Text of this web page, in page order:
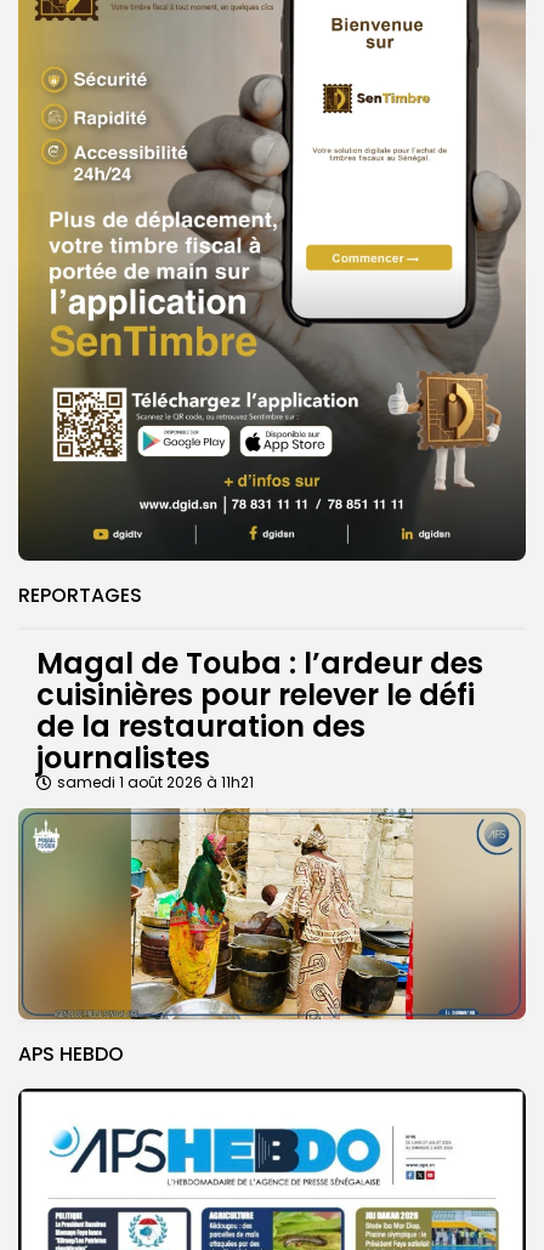
REPORTAGES
Magal de Touba : l’ardeur des
cuisinières pour relever le défi
de la restauration des
journalistes
samedi 1 août 2026 à 11h21
APS HEBDO